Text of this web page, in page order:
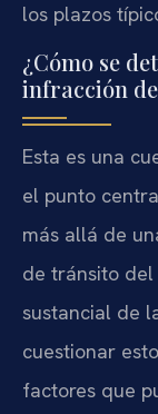
los plazos
¿Cómo se
infracción
Esta es una
el punto
más allá de
de tránsito
sustancial de
cuestionar
factores que